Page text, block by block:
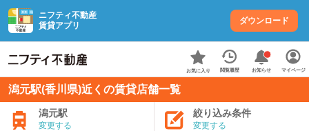
ニフティ不動産
賃貸アプリ
ダウンロード
お気に入り 閲覧履歴 お知らせ マイページ
潟元駅(香川県)近くの賃貸店舗一覧
潟元駅
変更する
絞り込み条件
変更する